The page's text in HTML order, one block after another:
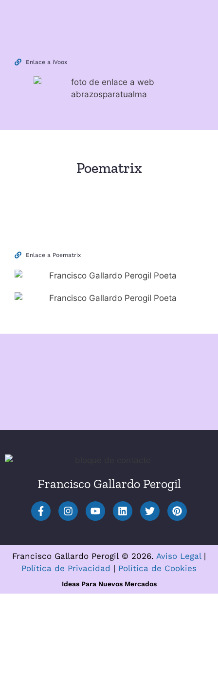
Enlace a iVoox
Poematrix
Enlace a Poematrix
Francisco Gallardo Perogil
Francisco Gallardo Perogil © 2026. Aviso Legal|
Política de Privacidad | Política de Cookies
Ideas Para Nuevos Mercados